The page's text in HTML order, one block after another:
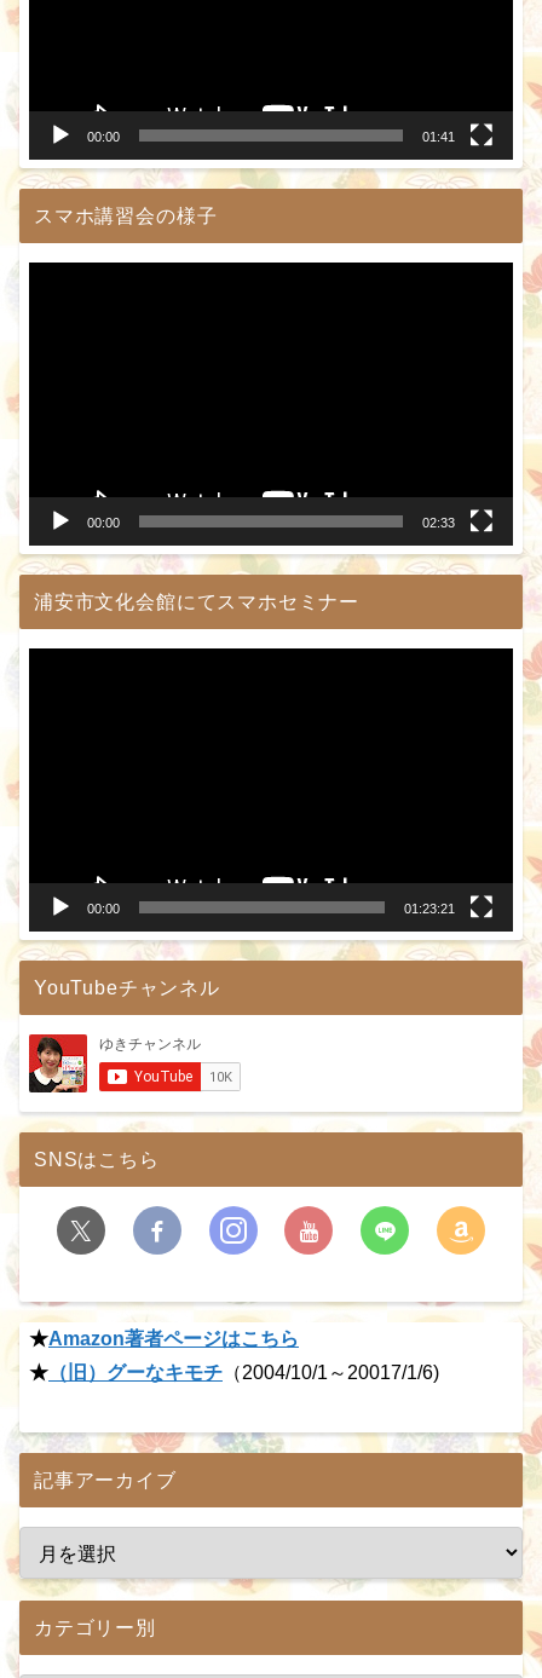
00:00 01:41
スマホ講習会の様子
00:00 02:33
浦安市文化会館にてスマホセミナー
00:00 01:23:21
YouTubeチャンネル
SNSはこちら
★Amazon著者ページはこちら
★ （旧）グーなキモチ （2004/10/1～20017/1/6)
記事アーカイブ
カテゴリー別